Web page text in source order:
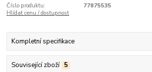
Číslo produktu:
77875535
Hlídat cenu / dostupnost
Kompletní specifikace
Související zboží 5